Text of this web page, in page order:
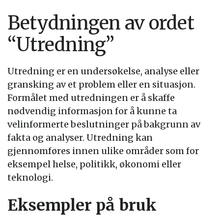
Betydningen av ordet
“Utredning”
Utredning er en undersøkelse, analyse eller
gransking av et problem eller en situasjon.
Formålet med utredningen er å skaffe
nødvendig informasjon for å kunne ta
velinformerte beslutninger på bakgrunn av
fakta og analyser. Utredning kan
gjennomføres innen ulike områder som for
eksempel helse, politikk, økonomi eller
teknologi.
Eksempler på bruk